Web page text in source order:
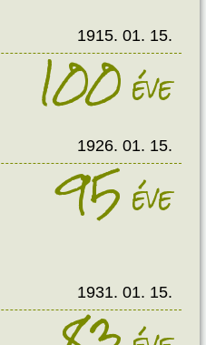
1915. 01. 15.
100éve
1926. 01. 15.
95éve
1931. 01. 15.